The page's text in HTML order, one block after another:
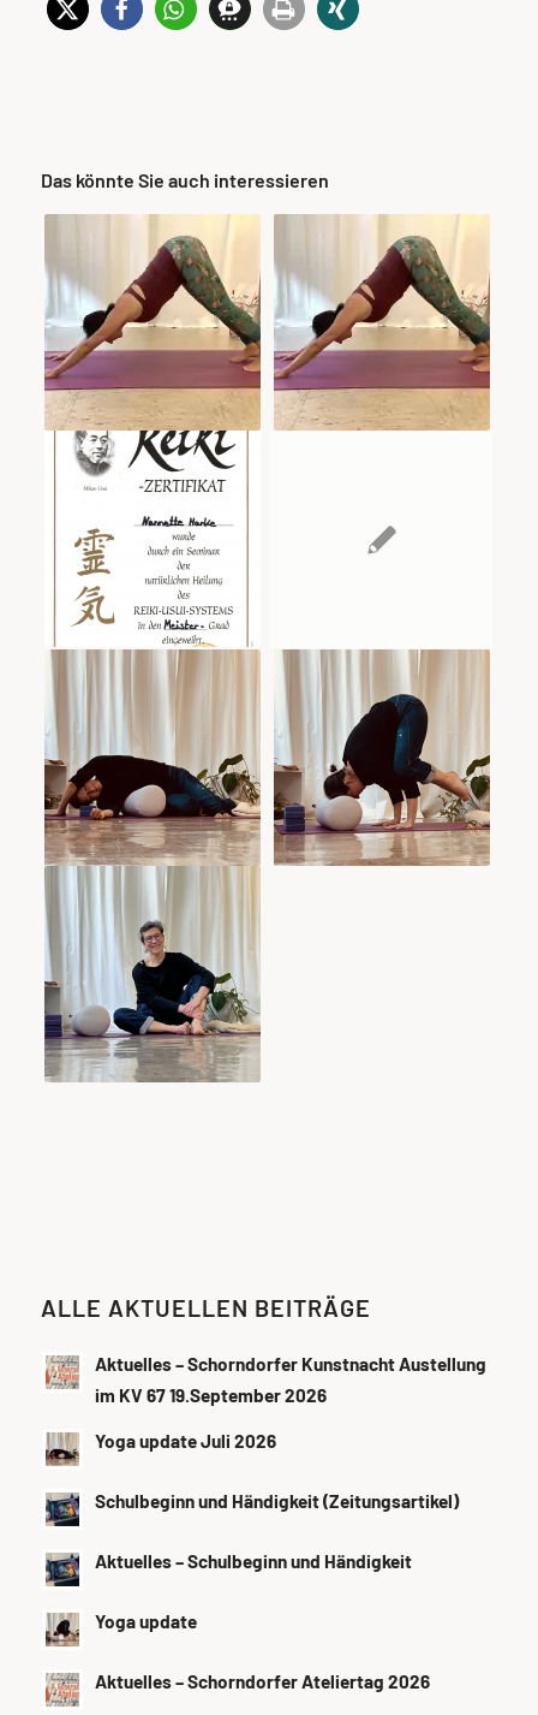
Das könnte Sie auch interessieren
ALLE AKTUELLEN BEITRÄGE
Aktuelles – Schorndorfer Kunstnacht Austellung
im KV 67 19.September 2026
Yoga update Juli 2026
Schulbeginn und Händigkeit (Zeitungsartikel)
Aktuelles – Schulbeginn und Händigkeit
Yoga update
Aktuelles – Schorndorfer Ateliertag 2026